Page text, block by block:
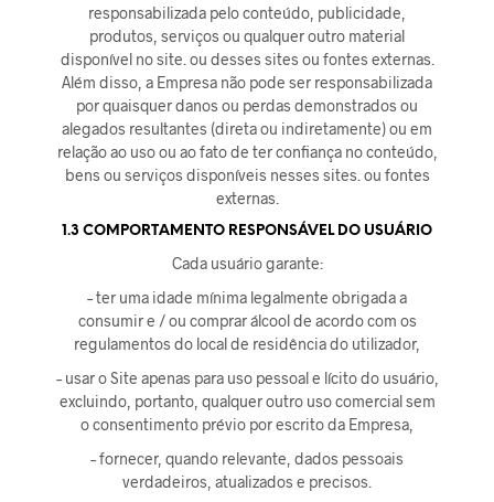
responsabilizada pelo conteúdo, publicidade,
produtos, serviços ou qualquer outro material
disponível no site. ou desses sites ou fontes externas.
Além disso, a Empresa não pode ser responsabilizada
por quaisquer danos ou perdas demonstrados ou
alegados resultantes (direta ou indiretamente) ou em
relação ao uso ou ao fato de ter confiança no conteúdo,
bens ou serviços disponíveis nesses sites. ou fontes
externas.
1.3 COMPORTAMENTO RESPONSÁVEL DO USUÁRIO
Cada usuário garante:
– ter uma idade mínima legalmente obrigada a
consumir e / ou comprar álcool de acordo com os
regulamentos do local de residência do utilizador,
– usar o Site apenas para uso pessoal e lícito do usuário,
excluindo, portanto, qualquer outro uso comercial sem
o consentimento prévio por escrito da Empresa,
– fornecer, quando relevante, dados pessoais
verdadeiros, atualizados e precisos.